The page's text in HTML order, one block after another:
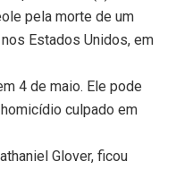
pela morte de um
Estados Unidos, em
4 de maio. Ele pode
culpado em
Glover, ficou